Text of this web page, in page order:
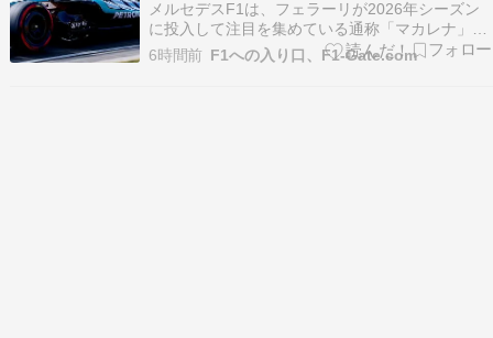
採用
メルセデスF1は、フェラーリが2026年シーズン
に投入して注目を集めている通称「マカレナ」と
呼ばれる反転型リアウイングについて、実は2025
年の段階ですでに検討していたという。 メルセデ
6時間前 F1への入り口、F1-Gate.com